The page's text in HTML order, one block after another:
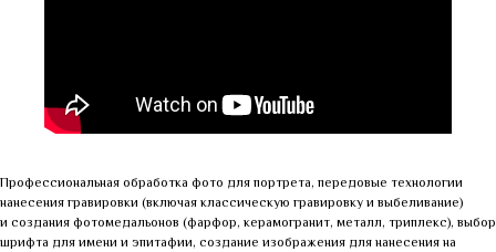
Профессиональная обработка фото для портрета, передовые технологии
нанесения гравировки (включая классическую гравировку и выбеливание)
и создания фотомедальонов (фарфор, керамогранит, металл, триплекс), выбор
шрифта для имени и эпитафии, создание изображения для нанесения на